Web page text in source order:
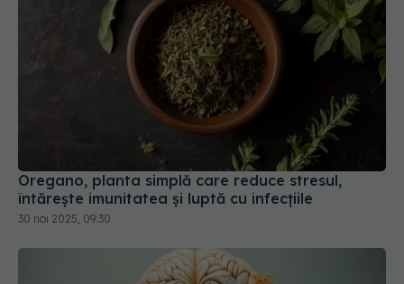
Oregano, planta simplă care reduce stresul,
întărește imunitatea și luptă cu infecțiile
30 noi 2025, 09:30